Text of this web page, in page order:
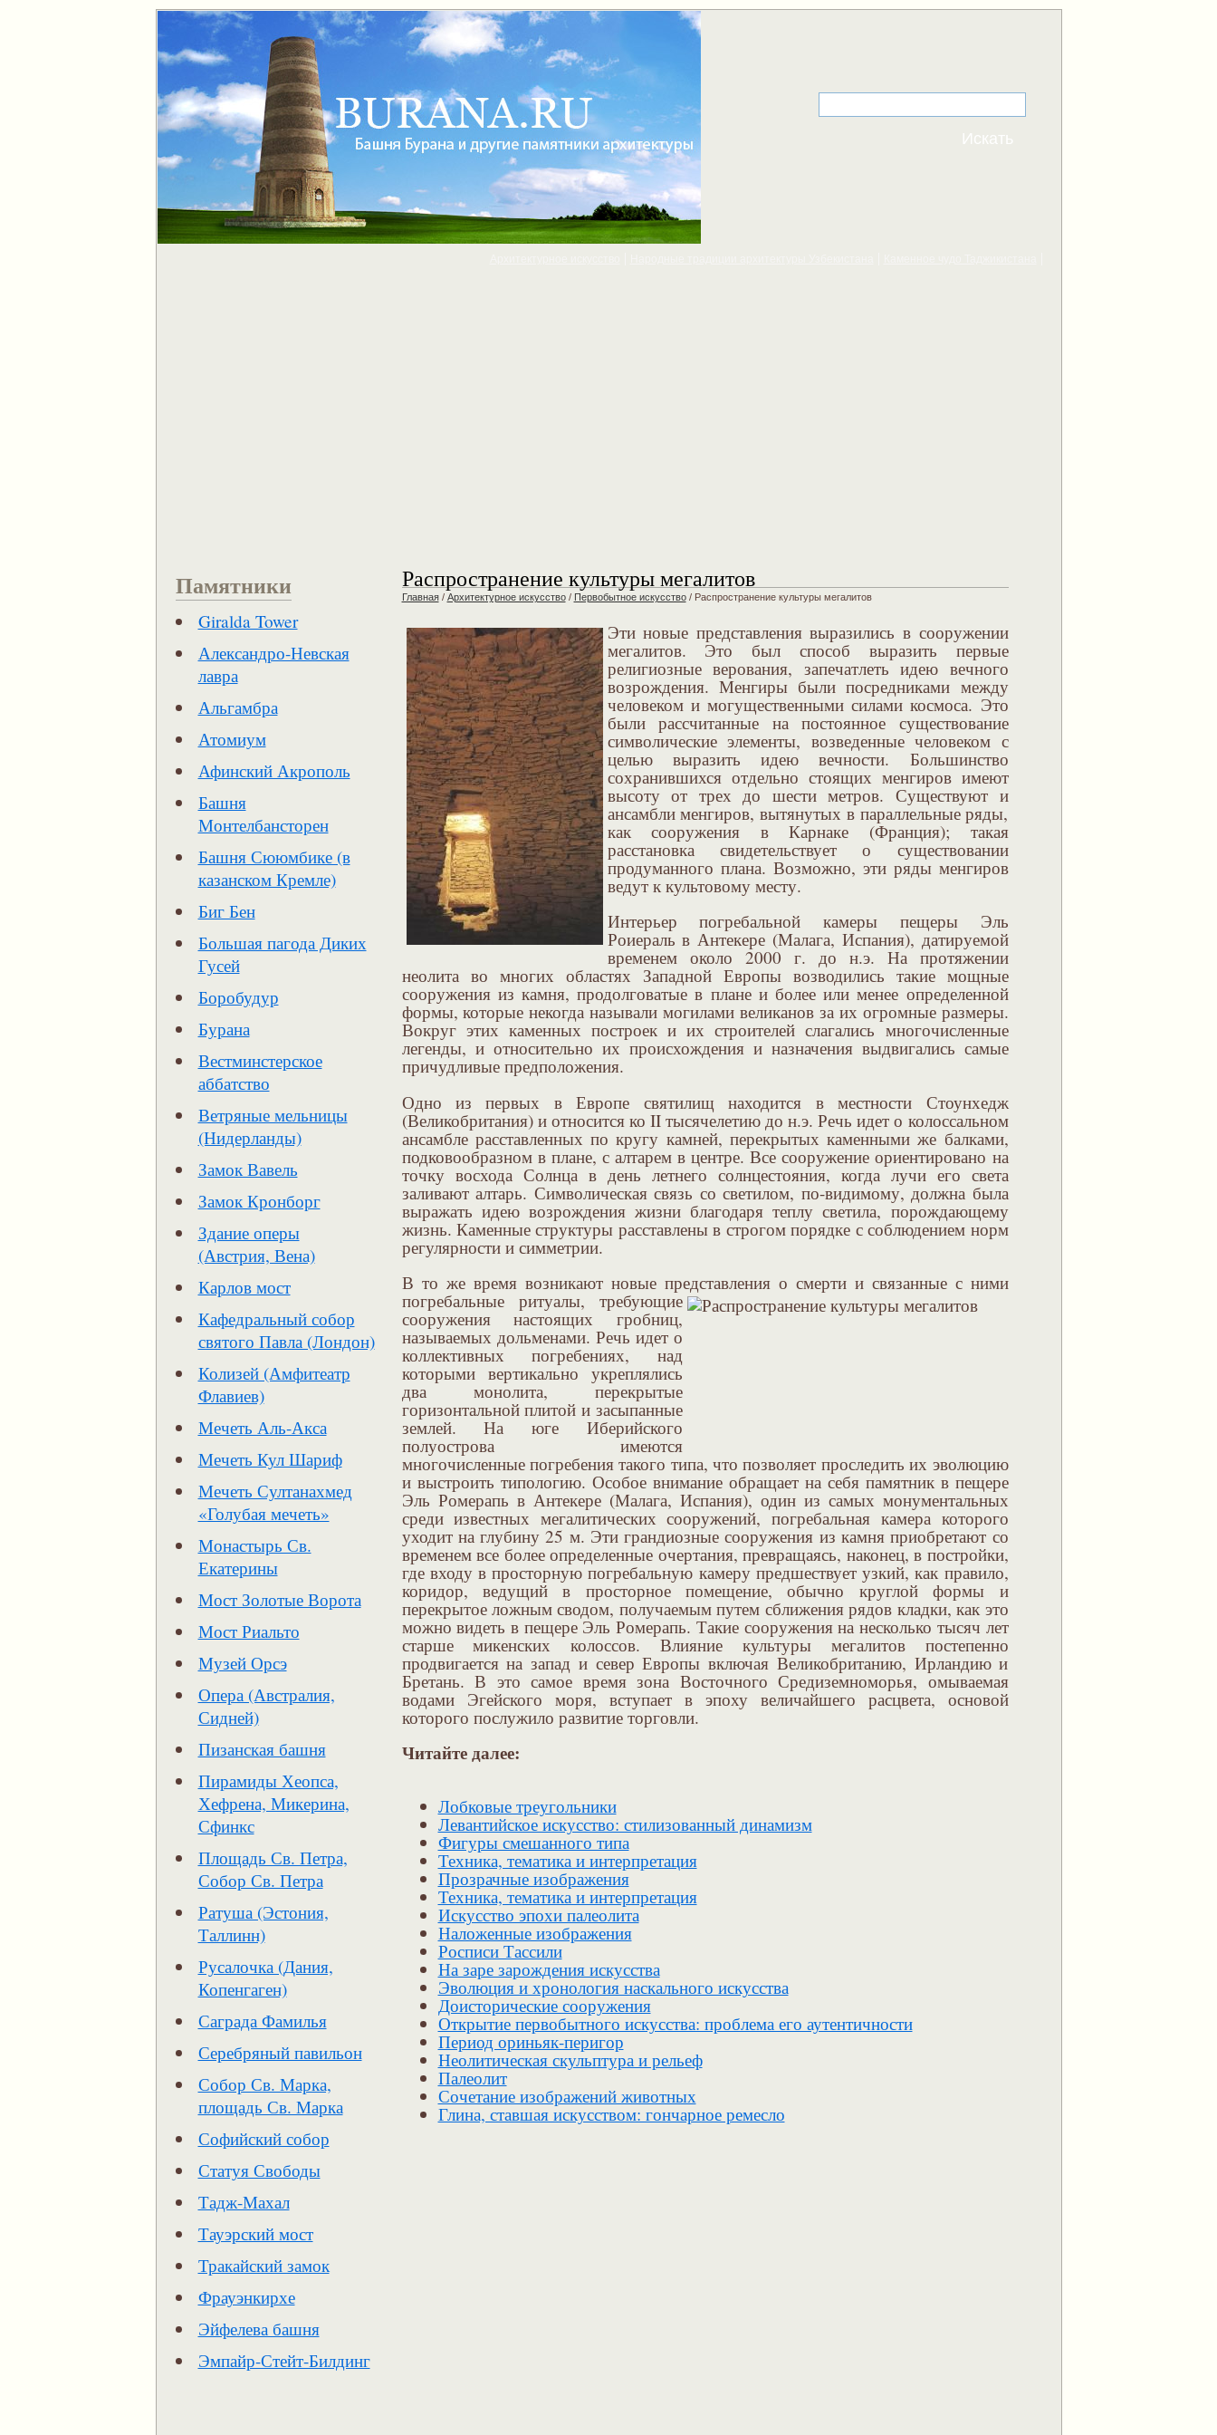
Памятники
Giralda Tower
Александро-Невская
лавра
Альгамбра
Атомиум
Афинский Акрополь
Башня
Монтелбансторен
Башня Сююмбике (в
казанском Кремле)
Биг Бен
Большая пагода Диких
Гусей
Боробудур
Бурана
Вестминстерское
аббатство
Ветряные мельницы
(Нидерланды)
Замок Вавель
Замок Кронборг
Здание оперы
(Австрия, Вена)
Карлов мост
Кафедральный собор
святого Павла (Лондон)
Колизей (Амфитеатр
Флавиев)
Мечеть Аль-Акса
Мечеть Кул Шариф
Мечеть Султанахмед
«Голубая мечеть»
Монастырь Св.
Екатерины
Мост Золотые Ворота
Мост Риальто
Музей Орсэ
Опера (Австралия,
Сидней)
Пизанская башня
Пирамиды Хеопса,
Хефрена, Микерина,
Сфинкс
Площадь Св. Петра,
Собор Св. Петра
Ратуша (Эстония,
Таллинн)
Русалочка (Дания,
Копенгаген)
Саграда Фамилья
Серебряный павильон
Собор Св. Марка,
площадь Св. Марка
Софийский собор
Статуя Свободы
Тадж-Махал
Тауэрский мост
Тракайский замок
Фрауэнкирхе
Эйфелева башня
Эмпайр-Стейт-Билдинг
Распространение культуры мегалитов
Главная/ Архитектурное искусcтво/ Первобытное искусство/ Распространение культуры мегалитов
Эти новые представления выразились в сооружении
мегалитов. Это был способ выразить первые
религиозные верования, запечатлеть идею вечного
возрождения. Менгиры были посредниками между
человеком и могущественными силами космоса. Это
были рассчитанные на постоянное существование
символические элементы, возведенные человеком с
целью выразить идею вечности. Большинство
сохранившихся отдельно стоящих менгиров имеют
высоту от трех до шести метров. Существуют и
ансамбли менгиров, вытянутых в параллельные ряды,
как сооружения в Карнаке (Франция); такая
расстановка свидетельствует о существовании
продуманного плана. Возможно, эти ряды менгиров
ведут к культовому месту.
Интерьер погребальной камеры пещеры Эль
Роиераль в Антекере (Малага, Испания), датируемой
временем около 2000 г. до н.э. На протяжении
неолита во многих областях Западной Европы возводились такие мощные
сооружения из камня, продолговатые в плане и более или менее определенной
формы, которые некогда называли могилами великанов за их огромные размеры.
Вокруг этих каменных построек и их строителей слагались многочисленные
легенды, и относительно их происхождения и назначения выдвигались самые
причудливые предположения.
Одно из первых в Европе святилищ находится в местности Стоунхедж
(Великобритания) и относится ко II тысячелетию до н.э. Речь идет о колоссальном
ансамбле расставленных по кругу камней, перекрытых каменными же балками,
подковообразном в плане, с алтарем в центре. Все сооружение ориентировано на
точку восхода Солнца в день летнего солнцестояния, когда лучи его света
заливают алтарь. Символическая связь со светилом, по-видимому, должна была
выражать идею возрождения жизни благодаря теплу светила, порождающему
жизнь. Каменные структуры расставлены в строгом порядке с соблюдением норм
регулярности и симметрии.
В то же время возникают новые представления о смерти и связанные с ними
погребальные ритуалы, требующие
сооружения настоящих гробниц,
называемых дольменами. Речь идет о
коллективных погребениях, над
которыми вертикально укреплялись
два монолита, перекрытые
горизонтальной плитой и засыпанные
землей. На юге Иберийского
полуострова имеются
многочисленные погребения такого типа, что позволяет проследить их эволюцию
и выстроить типологию. Особое внимание обращает на себя памятник в пещере
Эль Ромерапь в Антекере (Малага, Испания), один из самых монументальных
среди известных мегалитических сооружений, погребальная камера которого
уходит на глубину 25 м. Эти грандиозные сооружения из камня приобретают со
временем все более определенные очертания, превращаясь, наконец, в постройки,
где входу в просторную погребальную камеру предшествует узкий, как правило,
коридор, ведущий в просторное помещение, обычно круглой формы и
перекрытое ложным сводом, получаемым путем сближения рядов кладки, как это
можно видеть в пещере Эль Ромерапь. Такие сооружения на несколько тысяч лет
старше микенских колоссов. Влияние культуры мегалитов постепенно
продвигается на запад и север Европы включая Великобританию, Ирландию и
Бретань. В это самое время зона Восточного Средиземноморья, омываемая
водами Эгейского моря, вступает в эпоху величайшего расцвета, основой
которого послужило развитие торговли.
Читайте далее:
Лобковые треугольники
Левантийское искусство: стилизованный динамизм
Фигуры смешанного типа
Техника, тематика и интерпретация
Прозрачные изображения
Техника, тематика и интерпретация
Искусство эпохи палеолита
Наложенные изображения
Росписи Тассили
На заре зарождения искусства
Эволюция и хронология наскального искусства
Доисторические сооружения
Открытие первобытного искусства: проблема его аутентичности
Период ориньяк-перигор
Неолитическая скульптура и рельеф
Палеолит
Сочетание изображений животных
Глина, ставшая искусством: гончарное ремесло